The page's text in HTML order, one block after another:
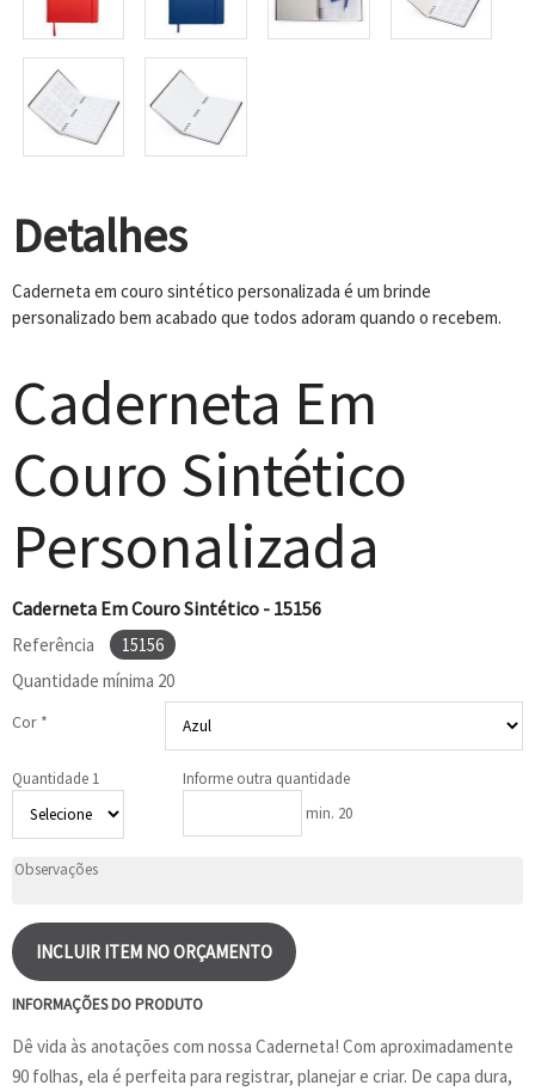
Detalhes
Caderneta em couro sintético personalizada é um brinde
personalizado bem acabado que todos adoram quando o recebem.
Caderneta Em
Couro Sintético
Personalizada
Caderneta Em Couro Sintético - 15156
Referência
15156
Quantidade mínima 20
Cor *
Quantidade 1
Informe outra quantidade
min. 20
INCLUIR ITEM NO ORÇAMENTO
INFORMAÇÕES DO PRODUTO
Dê vida às anotações com nossa Caderneta! Com aproximadamente
90 folhas, ela é perfeita para registrar, planejar e criar. De capa dura,